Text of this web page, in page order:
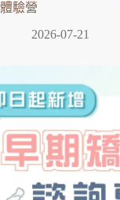
體驗營
2026-07-21